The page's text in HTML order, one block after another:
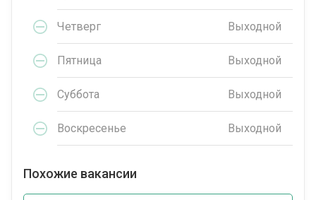
Четверг Выходной
Пятница Выходной
Суббота Выходной
Воскресенье Выходной
Похожие вакансии